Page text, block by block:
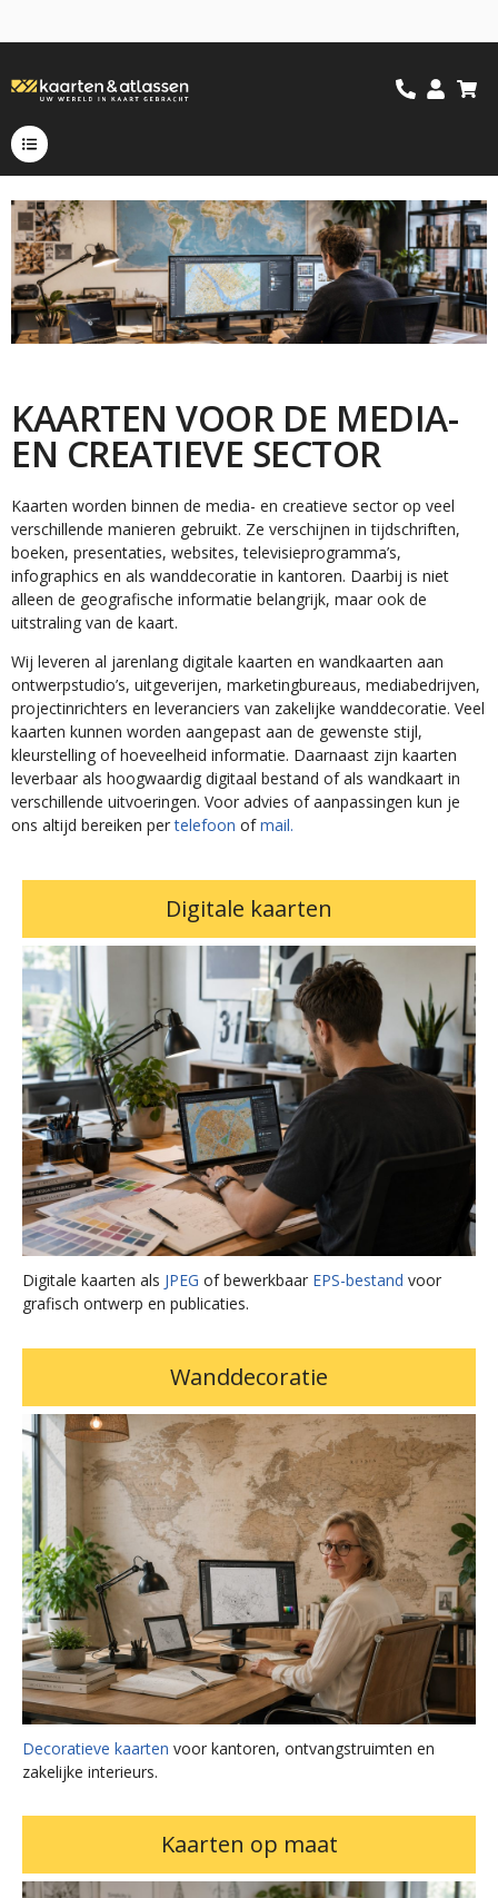
KAARTEN VOOR DE MEDIA-
EN CREATIEVE SECTOR
Kaarten worden binnen de media- en creatieve sector op veel
verschillende manieren gebruikt. Ze verschijnen in tijdschriften,
boeken, presentaties, websites, televisieprogramma’s,
infographics en als wanddecoratie in kantoren. Daarbij is niet
alleen de geografische informatie belangrijk, maar ook de
uitstraling van de kaart.
Wij leveren al jarenlang digitale kaarten en wandkaarten aan
ontwerpstudio’s, uitgeverijen, marketingbureaus, mediabedrijven,
projectinrichters en leveranciers van zakelijke wanddecoratie. Veel
kaarten kunnen worden aangepast aan de gewenste stijl,
kleurstelling of hoeveelheid informatie. Daarnaast zijn kaarten
leverbaar als hoogwaardig digitaal bestand of als wandkaart in
verschillende uitvoeringen. Voor advies of aanpassingen kun je
ons altijd bereiken pertelefoon ofmail.
Digitale kaarten
Digitale kaarten als JPEG of bewerkbaar EPS-bestand voor
grafisch ontwerp en publicaties.
Wanddecoratie
Decoratieve kaarten voor kantoren, ontvangstruimten en
zakelijke interieurs.
Kaarten op maat